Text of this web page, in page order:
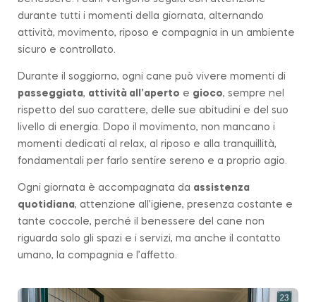
durante tutti i momenti della giornata, alternando
attività, movimento, riposo e compagnia in un ambiente
sicuro e controllato.
Durante il soggiorno, ogni cane può vivere momenti di
passeggiata, attività all’aperto e gioco, sempre nel
rispetto del suo carattere, delle sue abitudini e del suo
livello di energia. Dopo il movimento, non mancano i
momenti dedicati al relax, al riposo e alla tranquillità,
fondamentali per farlo sentire sereno e a proprio agio.
Ogni giornata è accompagnata da assistenza
quotidiana, attenzione all’igiene, presenza costante e
tante coccole, perché il benessere del cane non
riguarda solo gli spazi e i servizi, ma anche il contatto
umano, la compagnia e l’affetto.